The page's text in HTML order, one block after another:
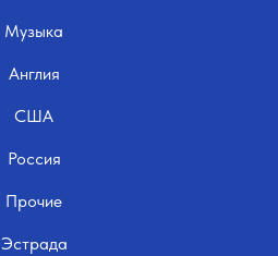
Музыка
Англия
США
Россия
Прочие
Эстрада